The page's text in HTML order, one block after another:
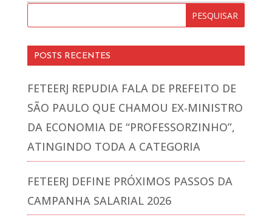
POSTS RECENTES
FETEERJ REPUDIA FALA DE PREFEITO DE
SÃO PAULO QUE CHAMOU EX-MINISTRO
DA ECONOMIA DE “PROFESSORZINHO”,
ATINGINDO TODA A CATEGORIA
FETEERJ DEFINE PRÓXIMOS PASSOS DA
CAMPANHA SALARIAL 2026